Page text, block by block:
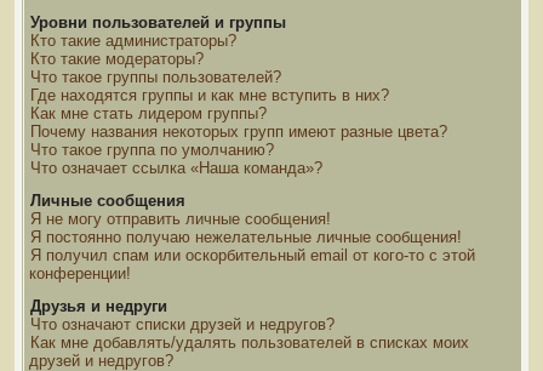
Уровни пользователей и группы
Кто такие администраторы?
Кто такие модераторы?
Что такое группы пользователей?
Где находятся группы и как мне вступить в них?
Как мне стать лидером группы?
Почему названия некоторых групп имеют разные цвета?
Что такое группа по умолчанию?
Что означает ссылка «Наша команда»?
Личные сообщения
Я не могу отправить личные сообщения!
Я постоянно получаю нежелательные личные сообщения!
Я получил спам или оскорбительный email от кого-то с этой
конференции!
Друзья и недруги
Что означают списки друзей и недругов?
Как мне добавлять/удалять пользователей в списках моих
друзей и недругов?